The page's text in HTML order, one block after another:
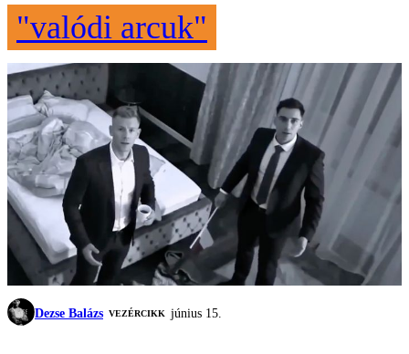
"valódi arcuk"
Dezse Balázs VEZÉRCIKK június 15.